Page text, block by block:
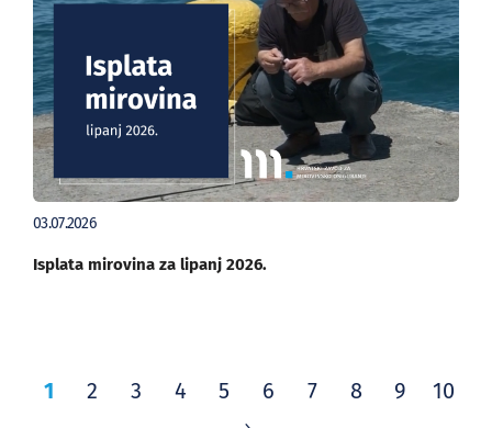
03.07.2026
Isplata mirovina za lipanj 2026.
1 2 3 4 5 6 7 8 9 10